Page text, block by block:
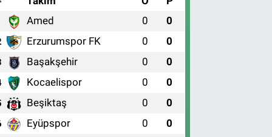
Amed 0 0
Erzurumspor FK 0 0
Başakşehir 0 0
Kocaelispor 0 0
Beşiktaş 0 0
Eyüpspor 0 0